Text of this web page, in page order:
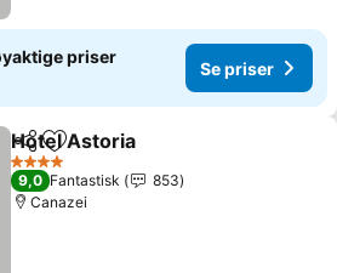
priser
Se priser
Del Legg til i favoritter
Hotel Astoria
4 Stjerner
9,0 Fantastisk
853
Canazei